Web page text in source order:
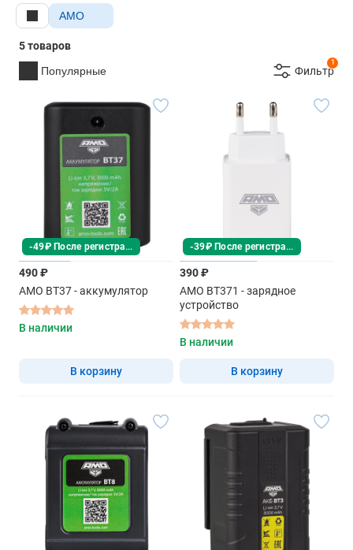
AMO
5 товаров
Популярные
1
Фильтр
-49₽ После регистрации
490 ₽
AMO BT37 - аккумулятор
В наличии
В корзину
-39₽ После регистрации
390 ₽
AMO BT371 - зарядное
устройство
В наличии
В корзину